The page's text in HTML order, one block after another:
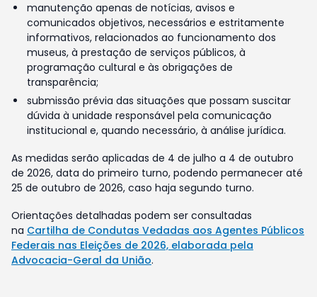
manutenção apenas de notícias, avisos e
comunicados objetivos, necessários e estritamente
informativos, relacionados ao funcionamento dos
museus, à prestação de serviços públicos, à
programação cultural e às obrigações de
transparência;
submissão prévia das situações que possam suscitar
dúvida à unidade responsável pela comunicação
institucional e, quando necessário, à análise jurídica.
As medidas serão aplicadas de 4 de julho a 4 de outubro
de 2026, data do primeiro turno, podendo permanecer até
25 de outubro de 2026, caso haja segundo turno.
Orientações detalhadas podem ser consultadas
na Cartilha de Condutas Vedadas aos Agentes Públicos
Federais nas Eleições de 2026, elaborada pela
Advocacia-Geral da União.